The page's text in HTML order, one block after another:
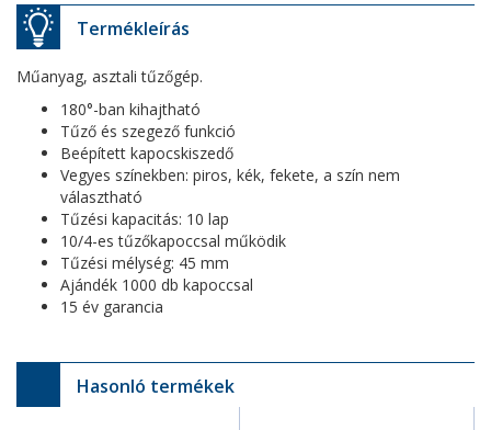
Termékleírás
Műanyag, asztali tűzőgép.
180°-ban kihajtható
Tűző és szegező funkció
Beépített kapocskiszedő
Vegyes színekben: piros, kék, fekete, a szín nem
választható
Tűzési kapacitás: 10 lap
10/4-es tűzőkapoccsal működik
Tűzési mélység: 45 mm
Ajándék 1000 db kapoccsal
15 év garancia
Hasonló termékek